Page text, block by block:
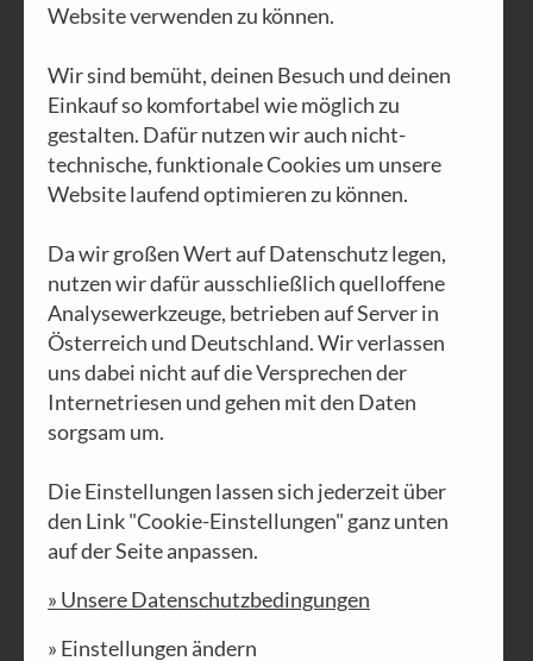
PHILOSOPHIE (6) UNSITTEN
Ausländer raus
In unserer Firma GEA-Waldviertler
(Waldviertler Werkstätten in Schrems
und 25 Filialen, die wir selber
betreiben) arbeiten insgesamt gut 200
Website verwenden zu können.
Wir sind bemüht, deinen Besuch und deinen
Einkauf so komfortabel wie möglich zu
gestalten. Dafür nutzen wir auch nicht-
technische, funktionale Cookies um unsere
Website laufend optimieren zu können.
Da wir großen Wert auf Datenschutz legen,
nutzen wir dafür ausschließlich quelloffene
Analysewerkzeuge, betrieben auf Server in
Österreich und Deutschland. Wir verlassen
uns dabei nicht auf die Versprechen der
Internetriesen und gehen mit den Daten
sorgsam um.
Die Einstellungen lassen sich jederzeit über
den Link "Cookie-Einstellungen" ganz unten
auf der Seite anpassen.
» Unsere Datenschutzbedingungen
» Einstellungen ändern